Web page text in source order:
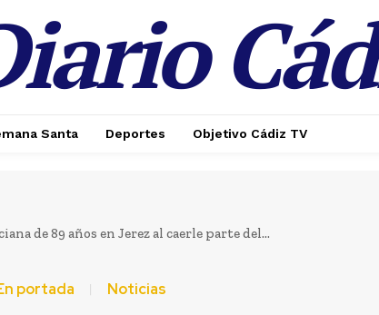
Santa Deportes Objetivo Cádiz TV
de 89 años en Jerez al caerle parte del...
portada Noticias